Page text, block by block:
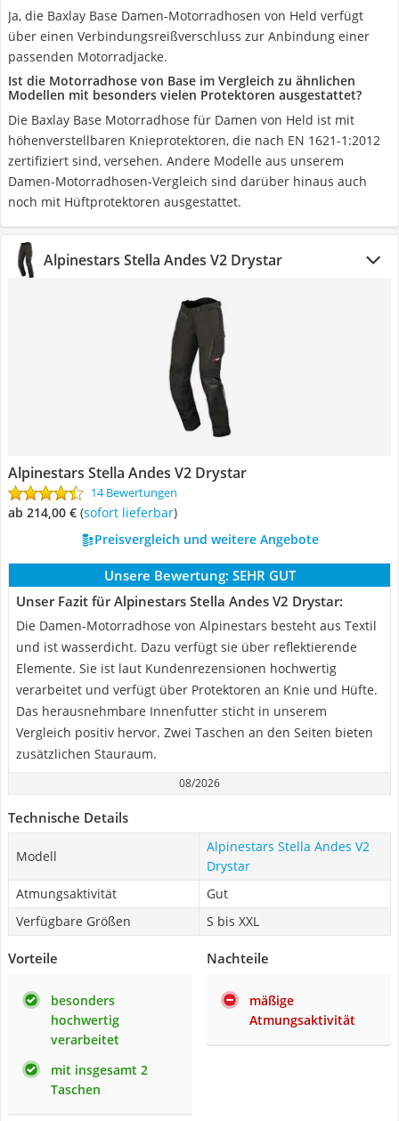
Ja, die Baxlay Base Damen-Motorradhosen von Held verfügt
über einen Verbindungsreißverschluss zur Anbindung einer
passenden Motorradjacke.
Ist die Motorradhose von Base im Vergleich zu ähnlichen
Modellen mit besonders vielen Protektoren ausgestattet?
Die Baxlay Base Motorradhose für Damen von Held ist mit
höhenverstellbaren Knieprotektoren, die nach EN 1621-1:2012
zertifiziert sind, versehen. Andere Modelle aus unserem
Damen-Motorradhosen-Vergleich sind darüber hinaus auch
noch mit Hüftprotektoren ausgestattet.
Alpinestars Stella Andes V2 Drystar
Alpinestars Stella Andes V2 Drystar
14 Bewertungen
ab 214,00 € ( Sofort lieferbar)
Preisvergleich und weitere Angebote
Unsere Bewertung: SEHR GUT
Unser Fazit für Alpinestars Stella Andes V2 Drystar:
Die Damen-Motorradhose von Alpinestars besteht aus Textil
und ist wasserdicht. Dazu verfügt sie über reflektierende
Elemente. Sie ist laut Kundenrezensionen hochwertig
verarbeitet und verfügt über Protektoren an Knie und Hüfte.
Das herausnehmbare Innenfutter sticht in unserem
Vergleich positiv hervor. Zwei Taschen an den Seiten bieten
zusätzlichen Stauraum.
08/2026
Technische Details
Modell
Alpinestars Stella Andes V2
Drystar
Atmungsaktivität
Gut
Verfügbare Größen
S bis XXL
Vorteile
besonders
hochwertig
verarbeitet
mit insgesamt 2
Taschen
Nachteile
mäßige
Atmungsaktivität